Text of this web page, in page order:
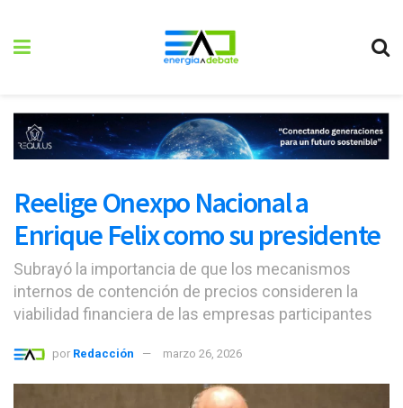
Reelige Onexpo Nacional a
Enrique Felix como su presidente
Subrayó la importancia de que los mecanismos
internos de contención de precios consideren la
viabilidad financiera de las empresas participantes
por Redacción marzo 26, 2026